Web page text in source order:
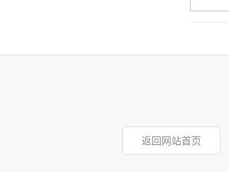
返回网站首页